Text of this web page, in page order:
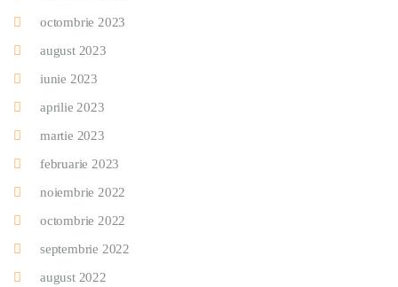
octombrie 2023
august 2023
iunie 2023
aprilie 2023
martie 2023
februarie 2023
noiembrie 2022
octombrie 2022
septembrie 2022
august 2022